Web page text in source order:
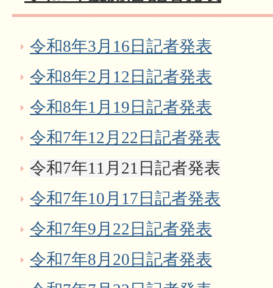
令和8年3月16日記者発表
令和8年2月12日記者発表
令和8年1月19日記者発表
令和7年12月22日記者発表
令和7年11月21日記者発表
令和7年10月17日記者発表
令和7年9月22日記者発表
令和7年8月20日記者発表